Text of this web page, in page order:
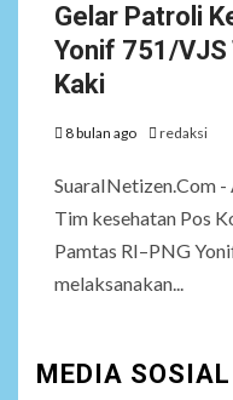
Gelar Patroli
Yonif 751/VJS
Kaki
8 bulan ago redaksi
SuaraINetizen.Com -
Tim kesehatan Pos
Pamtas RI–PNG
melaksanakan...
MEDIA SOSIAL